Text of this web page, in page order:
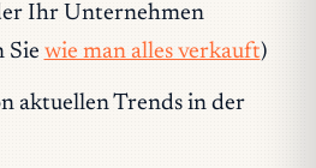
Ihr Unternehmen
Sie wie man alles verkauft)
aktuellen Trends in der